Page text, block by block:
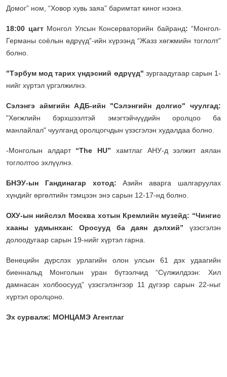
Домог” ном, “Ховор хувь заяа” баримтат киног нээнэ.
18:00 цагт Монгол Улсын Консерваторийн байранд: “Монгол-
Германы соёлын өдрүүд”-ийн хүрээнд “Жазз хөгжмийн тоглолт”
болно.
"Тэрбум мод тарих үндэсний өдрүүд" зургаадугаар сарын 1-
нийг хүртэл үргэлжилнэ.
Сэлэнгэ аймгийн АДБ-ийн "Сэлэнгийн долгио" чуулгад:
"Хөгжлийн бэрхшээлтэй эмэгтэйчүүдийн оролцоо ба
манлайлал" чуулганд оролцогчдын үзэсгэлэн худалдаа болно.
-Монголын алдарт “The HU” хамтлаг АНУ-д ээлжит аялан
тоглолтоо эхлүүлнэ.
БНЭУ-ын Гандинагар хотод: Азийн аварга шалгаруулах
хүндийг өргөлтийн тэмцээн энэ сарын 12-17-нд болно.
ОХУ-ын нийслэл Москва хотын Кремлийн музейд: “Чингис
хааны удмынхан: Оросууд ба даян дэлхий” үзэсгэлэн
долоодугаар сарын 19-нийг хүртэл гарна.
Венецийн дүрслэх урлагийн олон улсын 61 дэх удаагийн
биеннальд Монголын уран бүтээлчид “Сүлжилдээн: Хил
дамнасан холбоосууд” үзэсгэлэнгээр 11 дүгээр сарын 22-ныг
хүртэл оролцоно.
Эх сурвалж: МОНЦАМЭ Агентлаг